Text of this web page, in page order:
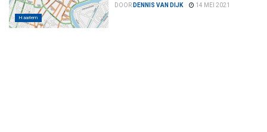
Haarlem
DOOR DENNIS VAN DIJK 14 MEI 2021